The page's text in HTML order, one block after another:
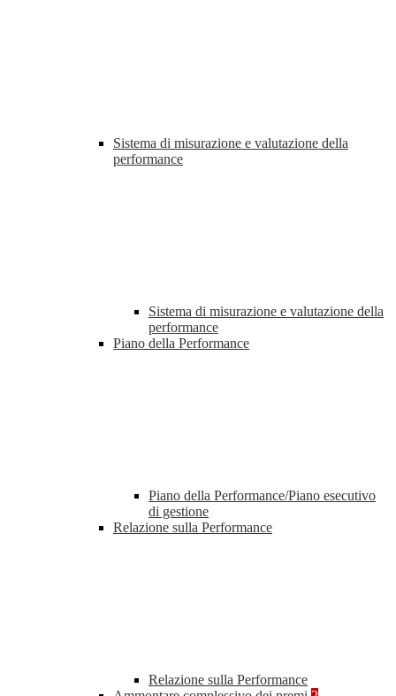
Sistema di misurazione e valutazione della
performance
Sistema di misurazione e valutazione della
performance
Piano della Performance
Piano della Performance/Piano esecutivo
di gestione
Relazione sulla Performance
Relazione sulla Performance